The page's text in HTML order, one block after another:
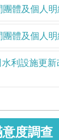
體及個人
體及個人
利設施更
度調查